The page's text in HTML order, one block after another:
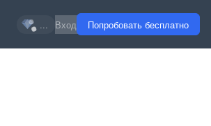
... Вход Попробовать бесплатно